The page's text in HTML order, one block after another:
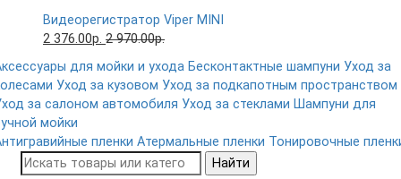
Видеорегистратор Viper MINI
2 376.00р. 2 970.00р.
для мойки и ухода Бесконтактные шампуни Уход за
Уход за кузовом Уход за подкапотным пространством
за салоном автомобиля Уход за стеклами Шампуни для
мойки
пленки Атермальные пленки Тонировочные
Найти